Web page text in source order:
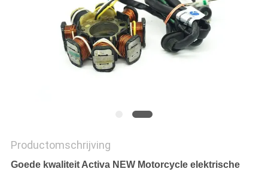
Productomschrijving
Goede kwaliteit Activa NEW Motorcycle elektrische